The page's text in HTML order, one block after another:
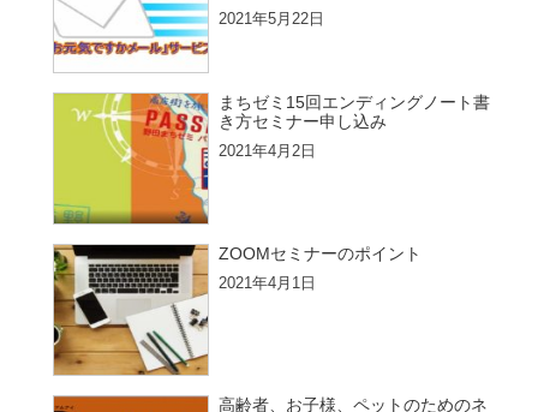
2021年5月22日
まちゼミ15回エンディングノート書
き方セミナー申し込み
2021年4月2日
ZOOMセミナーのポイント
2021年4月1日
高齢者、お子様、ペットのためのネ